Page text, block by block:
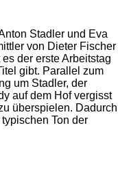
Stadler und Eva
von Dieter Fischer
der erste Arbeitstag
gibt. Parallel zum
um Stadler, der
auf dem Hof vergisst
überspielen. Dadurch
Ton der